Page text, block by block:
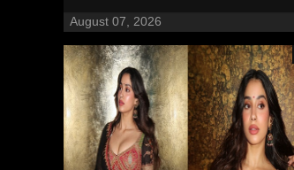
August 07, 2026